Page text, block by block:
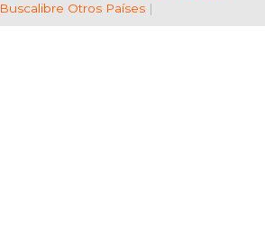
Buscalibre Otros Países|